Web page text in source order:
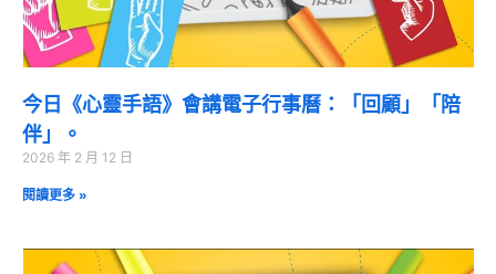
今日《心靈手語》會講電子行事曆：「回顧」「陪
伴」。
2026 年 2 月 12 日
閱讀更多 »